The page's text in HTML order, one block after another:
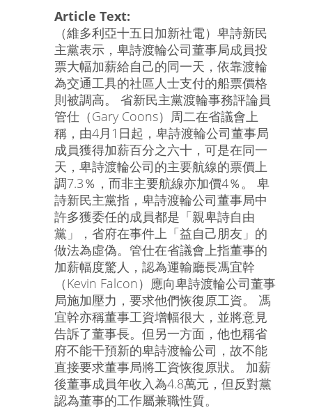
Article Text:
（維多利亞十五日加新社電）卑詩新民
主黨表示，卑詩渡輪公司董事局成員投
票大幅加薪給自己的同一天，依靠渡輪
為交通工具的社區人士支付的船票價格
則被調高。 省新民主黨渡輪事務評論員
管仕（Gary Coons）周二在省議會上
稱，由4月1日起，卑詩渡輪公司董事局
成員獲得加薪百分之六十，可是在同一
天，卑詩渡輪公司的主要航線的票價上
調7.3％，而非主要航線亦加價4％。 卑
詩新民主黨指，卑詩渡輪公司董事局中
許多獲委任的成員都是「親卑詩自由
黨」，省府在事件上「益自己朋友」的
做法為虛偽。管仕在省議會上指董事的
加薪幅度驚人，認為運輸廳長馮宜幹
（Kevin Falcon）應向卑詩渡輪公司董事
局施加壓力，要求他們恢復原工資。 馮
宜幹亦稱董事工資增幅很大，並將意見
告訴了董事長。但另一方面，他也稱省
府不能干預新的卑詩渡輪公司，故不能
直接要求董事局將工資恢復原狀。 加薪
後董事成員年收入為4.8萬元，但反對黨
認為董事的工作屬兼職性質。